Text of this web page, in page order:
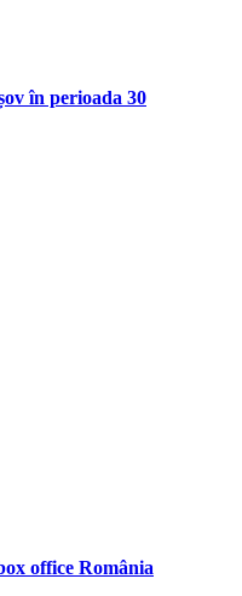
în perioada 30
office România